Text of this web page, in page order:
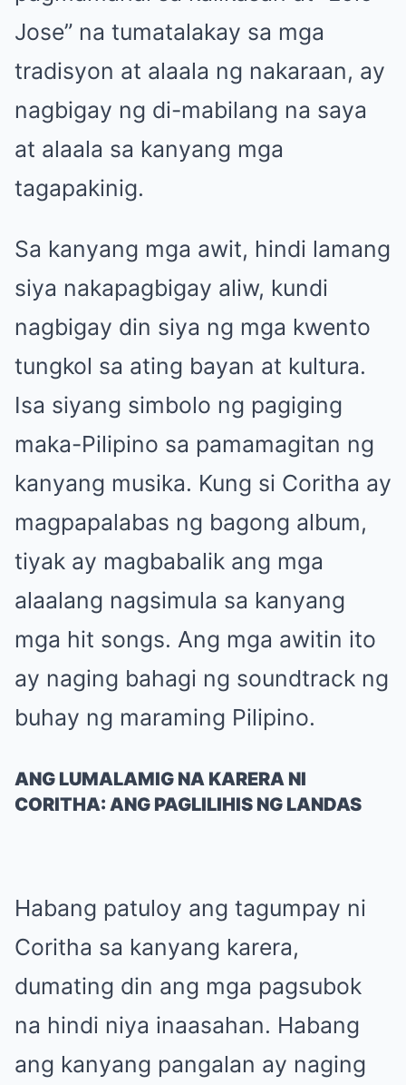
Jose” na tumatalakay sa mga
tradisyon at alaala ng nakaraan, ay
nagbigay ng di-mabilang na saya
at alaala sa kanyang mga
tagapakinig.
Sa kanyang mga awit, hindi lamang
siya nakapagbigay aliw, kundi
nagbigay din siya ng mga kwento
tungkol sa ating bayan at kultura.
Isa siyang simbolo ng pagiging
maka-Pilipino sa pamamagitan ng
kanyang musika. Kung si Coritha ay
magpapalabas ng bagong album,
tiyak ay magbabalik ang mga
alaalang nagsimula sa kanyang
mga hit songs. Ang mga awitin ito
ay naging bahagi ng soundtrack ng
buhay ng maraming Pilipino.
ANG LUMALAMIG NA KARERA NI
CORITHA: ANG PAGLILIHIS NG LANDAS
Habang patuloy ang tagumpay ni
Coritha sa kanyang karera,
dumating din ang mga pagsubok
na hindi niya inaasahan. Habang
ang kanyang pangalan ay naging